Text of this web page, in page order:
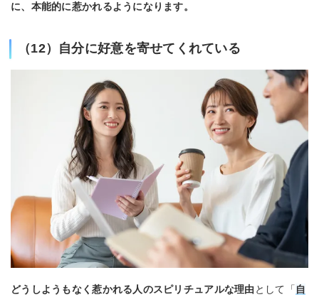
に、本能的に惹かれるようになります。
（12）自分に好意を寄せてくれている
どうしようもなく惹かれる人のスピリチュアルな理由として「 自